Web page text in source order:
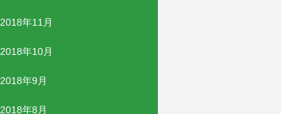
2018年11月
2018年10月
2018年9月
2018年8月